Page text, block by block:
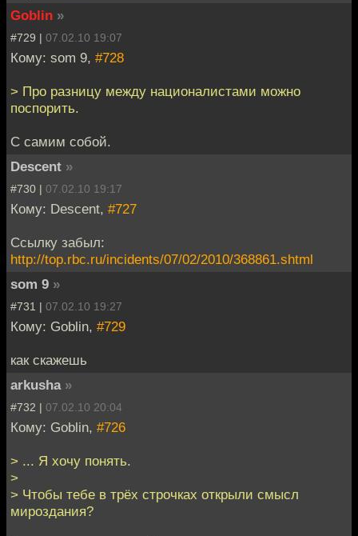
Goblin »
#729 | 07.02.10 19:07
Кому: som 9, #728
> Про разницу между националистами можно
поспорить.
С самим собой.
Descent »
#730 | 07.02.10 19:17
Кому: Descent, #727
Ссылку забыл:
http://top.rbc.ru/incidents/07/02/2010/368861.shtml
som 9 »
#731 | 07.02.10 19:27
Кому: Goblin, #729
как скажешь
arkusha »
#732 | 07.02.10 20:04
Кому: Goblin, #726
> ... Я хочу понять.
>
> Чтобы тебе в трёх строчках открыли смысл
мироздания?